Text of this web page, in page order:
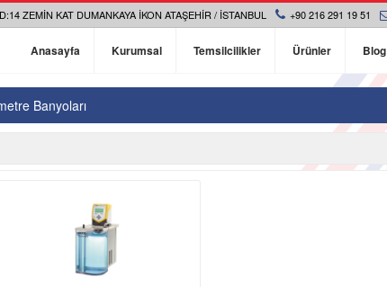
ZEMIN KAT DUMANKAYA İKON ATAŞEHIR / İSTANBUL +90 216 291 19 51
Anasayfa Kurumsal Temsilcilikler Ürünler Blog
Banyoları